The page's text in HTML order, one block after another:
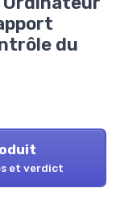
du
et verdict